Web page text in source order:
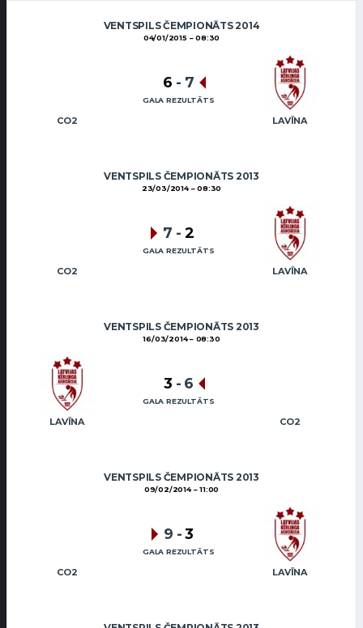
VENTSPILS ČEMPIONĀTS 2014
04/01/2015 08:30
CO2 LAVĪNA
6 - 7
GALA REZULTĀTS
VENTSPILS ČEMPIONĀTS 2013
23/03/2014 08:30
CO2 LAVĪNA
7 - 2
GALA REZULTĀTS
VENTSPILS ČEMPIONĀTS 2013
16/03/2014 08:30
LAVĪNA CO2
3 - 6
GALA REZULTĀTS
VENTSPILS ČEMPIONĀTS 2013
09/02/2014 11:00
CO2 LAVĪNA
9 -3
GALA REZULTĀTS